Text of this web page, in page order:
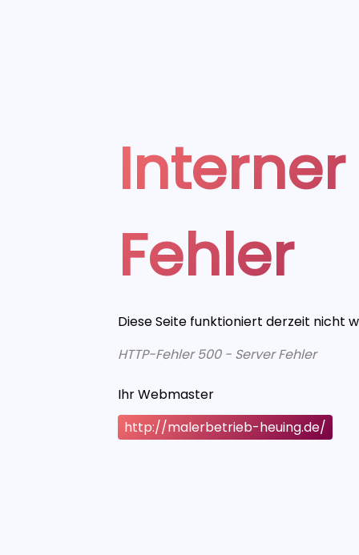
Fehler
Diese Seite funktioniert derzeit nicht
HTTP-Fehler 500 - Server Fehler
Ihr Webmaster
http://malerbetrieb-heuing.de/